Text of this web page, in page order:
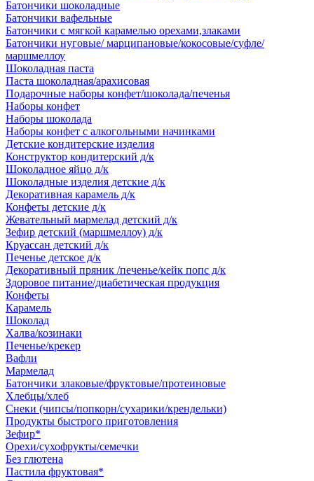
Батончики шоколадные
Батончики вафельные
Батончики с мягкой карамелью орехами,злаками
Батончики нуговые/ марципановые/кокосовые/суфле/
маршмеллоу
Шоколадная паста
Паста шоколадная/арахисовая
Подарочные наборы конфет/шоколада/печенья
Наборы конфет
Наборы шоколада
Наборы конфет с алкогольными начинками
Детские кондитерские изделия
Конструктор кондитерский д/к
Шоколадное яйцо д/к
Шоколадные изделия детские д/к
Декоративная карамель д/к
Конфеты детские д/к
Жевательный мармелад детский д/к
Зефир детский (маршмеллоу) д/к
Круассан детский д/к
Печенье детское д/к
Декоративный пряник /печенье/кейк попс д/к
Здоровое питание/диабетическая продукция
Конфеты
Карамель
Шоколад
Халва/козинаки
Печенье/крекер
Вафли
Мармелад
Батончики злаковые/фруктовые/протеиновые
Хлебцы/хлеб
Снеки (чипсы/попкорн/сухарики/крендельки)
Продукты быстрого приготовления
Зефир*
Орехи/сухофрукты/семечки
Без глютена
Пастила фруктовая*